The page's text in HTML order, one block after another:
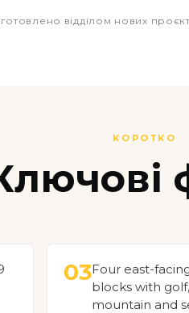
відділом нових
КОРОТКО
03Four east-
blocks with golf,
mountain and